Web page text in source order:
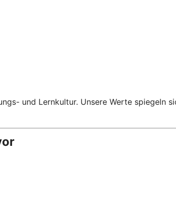
und Lernkultur. Unsere Werte spiegeln